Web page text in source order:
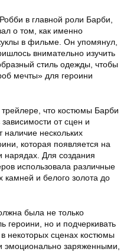
в главной роли Барби,
о том, как именно
в фильме. Он упомянул,
внимательно изучить
стиль одежды, чтобы
мечты» для героини
что костюмы Барби
от сцен и
нескольких
которая появляется на
нарядах. Для создания
использовала различные
камней и белого золота до
была не только
героини, но и подчеркивать
некоторых сценах костюмы
эмоционально заряженными,